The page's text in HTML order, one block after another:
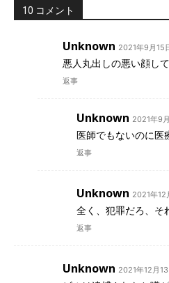
10 コメント
Unknown 2021年9月15
悪人丸出しの悪い顔して
返事
Unknown 2021年9
医師でもないのに医
返事
Unknown 2021年12
全く、犯罪だろ、そ
返事
Unknown 2021年12月